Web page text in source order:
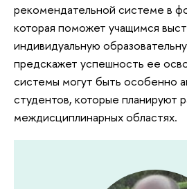
рекомендательной системе в
которая поможет учащимся
индивидуальную
предскажет успешность ее
системы могут быть особенно
студентов, которые планируют
междисциплинарных областях.